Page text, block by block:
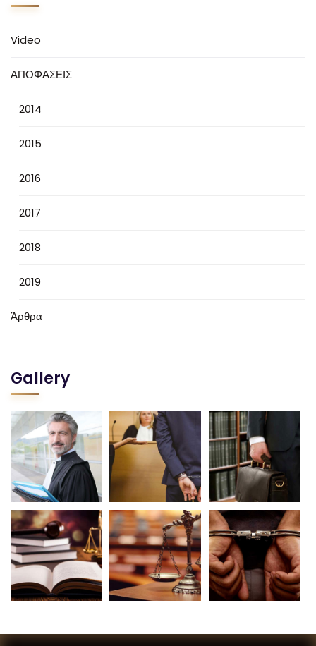
Video
ΑΠΟΦΑΣΕΙΣ
2014
2015
2016
2017
2018
2019
Άρθρα
Gallery